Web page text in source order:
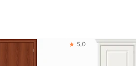
5,0